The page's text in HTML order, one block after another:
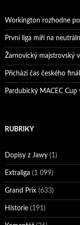
Workington rozhodne
První liga míří na
Žarnovický majstrovský
Přichází čas českého
Pardubický MACEC
RUBRIKY
Dopisy z Jawy (1)
Extraliga (1 099)
Grand Prix (633)
Historie (191)